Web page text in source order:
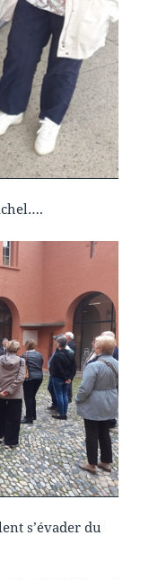
s’évader du